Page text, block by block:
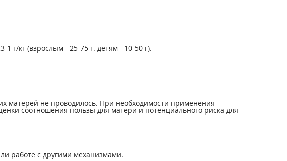
г/кг (взрослым - 25-75 г. детям - 10-50 г).
матерей не проводилось. При необходимости применения
соотношения пользы для матери и потенциального риска для
работе с другими механизмами.